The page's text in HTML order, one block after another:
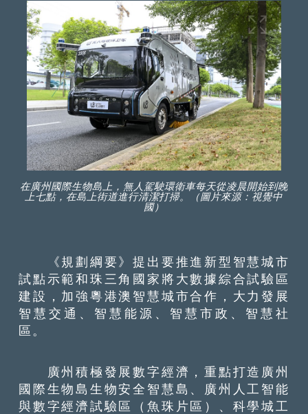
在廣州國際生物島上，無人駕駛環衛車每天從凌晨開始到晚
上七點，在島上街道進行清潔打掃。（圖片來源：視覺中
國）
《規劃綱要》提出要推進新型智慧城市
試點示範和珠三角國家將大數據綜合試驗區
建設，加強粵港澳智慧城市合作，大力發展
智慧交通、智慧能源、智慧市政、智慧社
區。
廣州積極發展數字經濟，重點打造廣州
國際生物島生物安全智慧島、廣州人工智能
與數字經濟試驗區（魚珠片區）、科學城工